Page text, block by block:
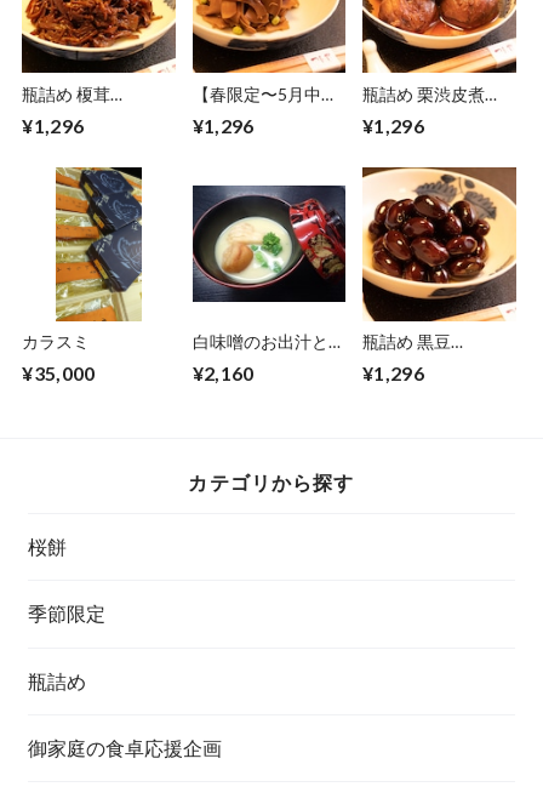
瓶詰め 榎茸
¥1,296
【春限定〜5月中
（150g）
¥1,296
瓶詰め 栗渋皮煮
¥1,296
カラスミ
¥35,000
白味噌のお出汁と自
¥2,160
瓶詰め 黒豆
¥1,296
カテゴリから探す
桜餅
季節限定
瓶詰め
御家庭の食卓応援企画